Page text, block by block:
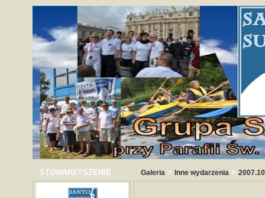
STOWARZYSZENIE Galeria > Inne wydarzenia >